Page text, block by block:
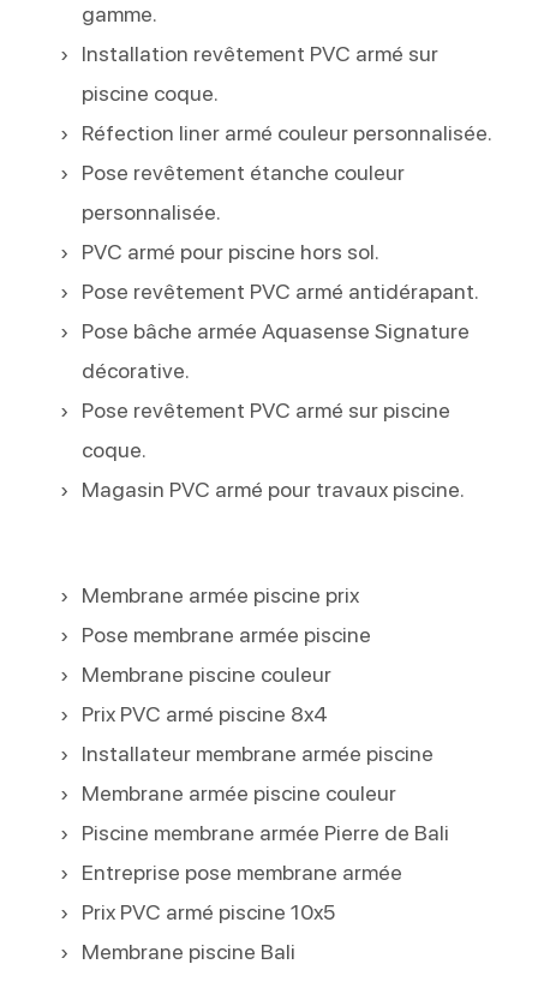
gamme.
Installation revêtement PVC armé sur
piscine coque.
Réfection liner armé couleur personnalisée.
Pose revêtement étanche couleur
personnalisée.
PVC armé pour piscine hors sol.
Pose revêtement PVC armé antidérapant.
Pose bâche armée Aquasense Signature
décorative.
Pose revêtement PVC armé sur piscine
coque.
Magasin PVC armé pour travaux piscine.
Membrane armée piscine prix
Pose membrane armée piscine
Membrane piscine couleur
Prix PVC armé piscine 8x4
Installateur membrane armée piscine
Membrane armée piscine couleur
Piscine membrane armée Pierre de Bali
Entreprise pose membrane armée
Prix PVC armé piscine 10x5
Membrane piscine Bali